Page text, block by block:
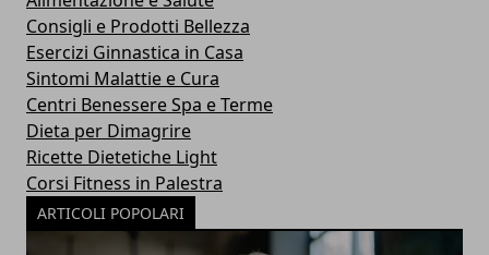
Consigli e Prodotti Bellezza
Esercizi Ginnastica in Casa
Sintomi Malattie e Cura
Centri Benessere Spa e Terme
Dieta per Dimagrire
Ricette Dietetiche Light
Corsi Fitness in Palestra
ARTICOLI POPOLARI